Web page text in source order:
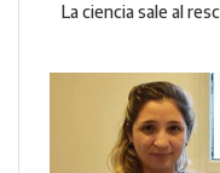
La ciencia sale al